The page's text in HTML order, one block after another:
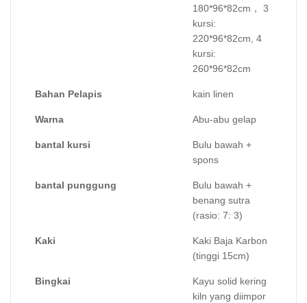
180*96*82cm， 3
kursi:
220*96*82cm, 4
kursi:
260*96*82cm
Bahan Pelapis kain linen
Warna Abu-abu gelap
bantal kursi
Bulu bawah +
spons
bantal punggung
Bulu bawah +
benang sutra
(rasio: 7: 3)
Kaki
Kaki Baja Karbon
(tinggi 15cm)
Bingkai
Kayu solid kering
kiln yang diimpor